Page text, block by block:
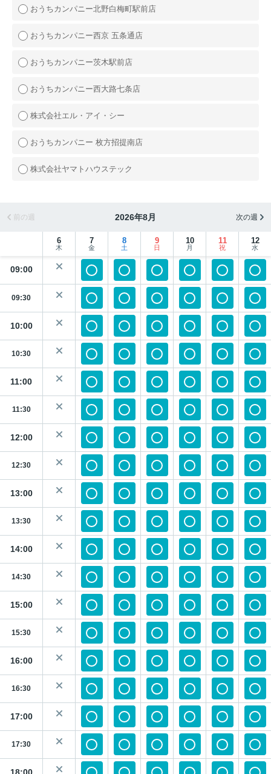
おうちカンパニー北野白梅町駅前店
おうちカンパニー西京 五条通店
おうちカンパニー茨木駅前店
おうちカンパニー西大路七条店
株式会社エル・アイ・シー
おうちカンパニー 枚方招提南店
株式会社ヤマトハウステック
前の週 2026年8月 次の週
6
木
7
金
8
土
9
日
10
月
11
祝
12
水
09:00
09:30
10:00
10:30
11:00
11:30
12:00
12:30
13:00
13:30
14:00
14:30
15:00
15:30
16:00
16:30
17:00
17:30